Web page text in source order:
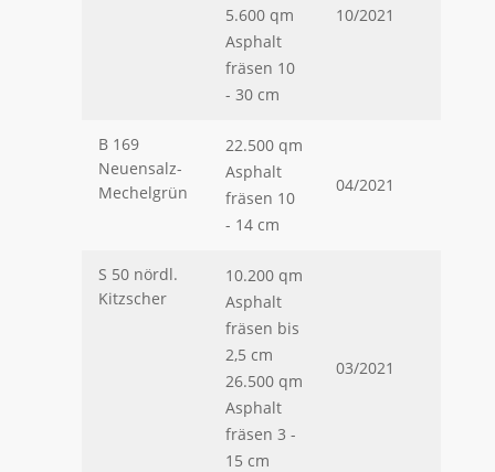
5.600 qm
Asphalt
fräsen 10
- 30 cm
10/2021
B 169
Neuensalz-
Mechelgrün
22.500 qm
Asphalt
fräsen 10
- 14 cm
04/2021
S 50 nördl.
Kitzscher
10.200 qm
Asphalt
fräsen bis
2,5 cm
26.500 qm
Asphalt
fräsen 3 -
15 cm
03/2021